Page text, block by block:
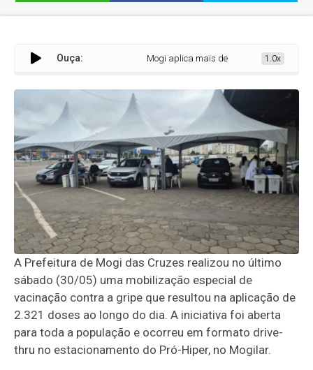
Ouça: Mogi aplica mais de 2,3 mil doses contra a
1.0x
A Prefeitura de Mogi das Cruzes realizou no último
sábado (30/05) uma mobilização especial de
vacinação contra a gripe que resultou na aplicação de
2.321 doses ao longo do dia. A iniciativa foi aberta
para toda a população e ocorreu em formato drive-
thru no estacionamento do Pró-Hiper, no Mogilar.